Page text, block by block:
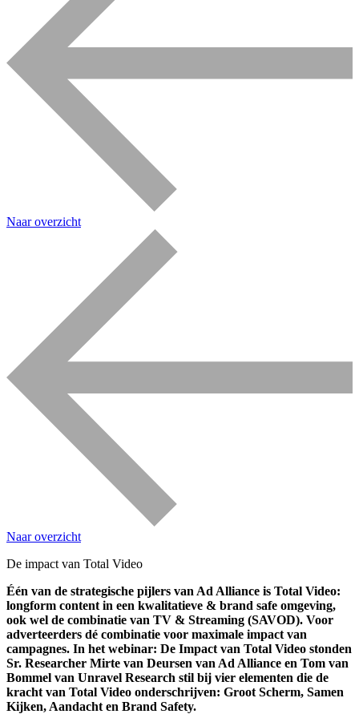
Naar overzicht
Naar overzicht
De impact van Total Video
Één van de strategische pijlers van Ad Alliance is Total Video:
longform content in een kwalitatieve & brand safe omgeving,
ook wel de combinatie van TV & Streaming (SAVOD). Voor
adverteerders dé combinatie voor maximale impact van
campagnes. In het webinar: De Impact van Total Video stonden
Sr. Researcher Mirte van Deursen van Ad Alliance en Tom van
Bommel van Unravel Research stil bij vier elementen die de
kracht van Total Video onderschrijven: Groot Scherm, Samen
Kijken, Aandacht en Brand Safety.